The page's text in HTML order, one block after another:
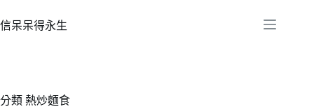
至
容
信呆呆得永生
分類 熱炒麵食